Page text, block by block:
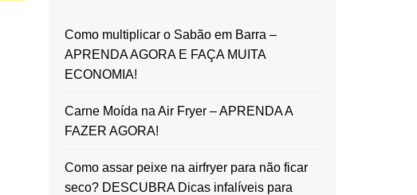
Como multiplicar o Sabão em Barra –
APRENDA AGORA E FAÇA MUITA
ECONOMIA!
Carne Moída na Air Fryer – APRENDA A
FAZER AGORA!
Como assar peixe na airfryer para não ficar
seco? DESCUBRA Dicas infalíveis para